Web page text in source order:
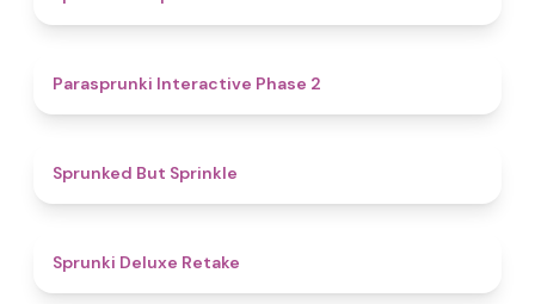
Parasprunki Interactive Phase 2
Sprunked But Sprinkle
Sprunki Deluxe Retake